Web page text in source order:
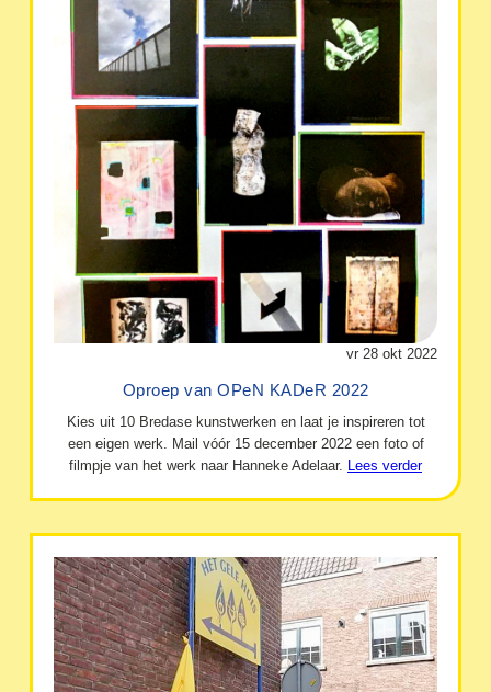
vr 28 okt 2022
Oproep van OPeN KADeR 2022
Kies uit 10 Bredase kunstwerken en laat je inspireren tot
een eigen werk. Mail vóór 15 december 2022 een foto of
filmpje van het werk naar Hanneke Adelaar.
Lees verder